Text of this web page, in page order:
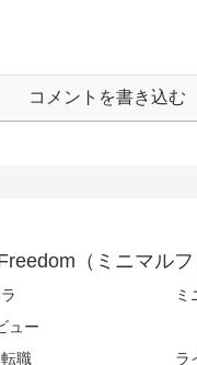
コメントを書き込む
（ミニマルフ
ミ
ュー
職
ラ